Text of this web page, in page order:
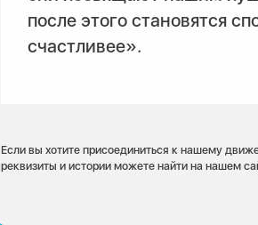
после этого становятся
счастливее».
Если вы хотите присоединиться к нашему
реквизиты и истории можете найти на нашем